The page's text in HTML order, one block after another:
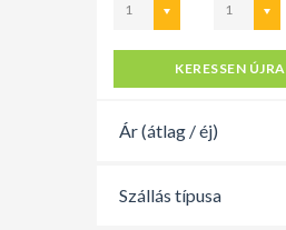
1 1
KERESSEN ÚJRA
Ár (átlag / éj)
Szállás típusa